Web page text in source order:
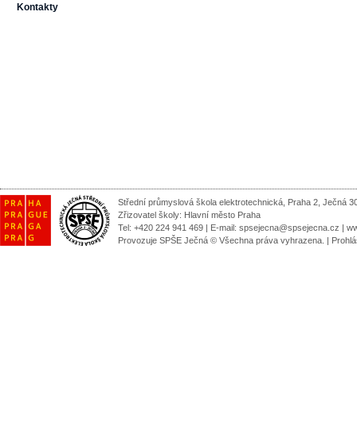
Kontakty
Střední průmyslová škola elektrotechnická, Praha 2, Ječná
Zřizovatel školy: Hlavní město Praha
Tel: +420 224 941 469 | E-mail: spsejecna@spsejecna.cz |
Provozuje SPŠE Ječná © Všechna práva vyhrazena. |